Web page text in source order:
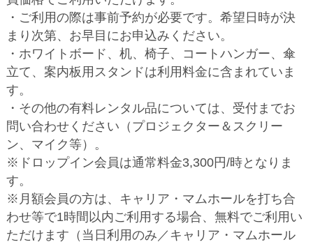
・ご利用の際は事前予約が必要です。希望日時が決
まり次第、お早目にお申込みください。
・ホワイトボード、机、椅子、コートハンガー、傘
立て、案内板用スタンドは利用料金に含まれていま
す。
・その他の有料レンタル品については、受付までお
問い合わせください（プロジェクター＆スクリー
ン、マイク等）。
※ドロップイン会員は通常料金3,300円/時となりま
す。
※月額会員の方は、キャリア・マムホールを打ち合
わせ等で1時間以内ご利用する場合、無料でご利用い
ただけます（当日利用のみ／キャリア・マムホール